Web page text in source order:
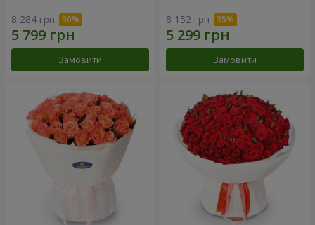
8 284 грн
Замовити
8 152 грн
Замовити